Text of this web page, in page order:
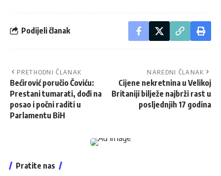
Podijeli članak
PRETHODNI ČLANAK
Bećirović poručio Čoviću:
Prestani tumarati, dođi na
posao i počni raditi u
Parlamentu BiH
NAREDNI ČLANAK
Cijene nekretnina u Velikoj
Britaniji bilježe najbrži rast u
posljednjih 17 godina
Pratite nas